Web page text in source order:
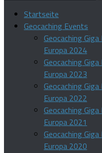
Startseite
Geocaching Events
Geocaching
Europa 2024
Geocaching
Europa 2023
Geocaching
Europa 2022
Geocaching
Europa 2021
Geocaching
Europa 2020